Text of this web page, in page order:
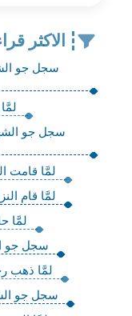
الاكثر
سجل جو
سجل جو
لمَّا قامت
لمَّا قام
لمَّا
سجل جو
لمَّا ذهب
سجل جو